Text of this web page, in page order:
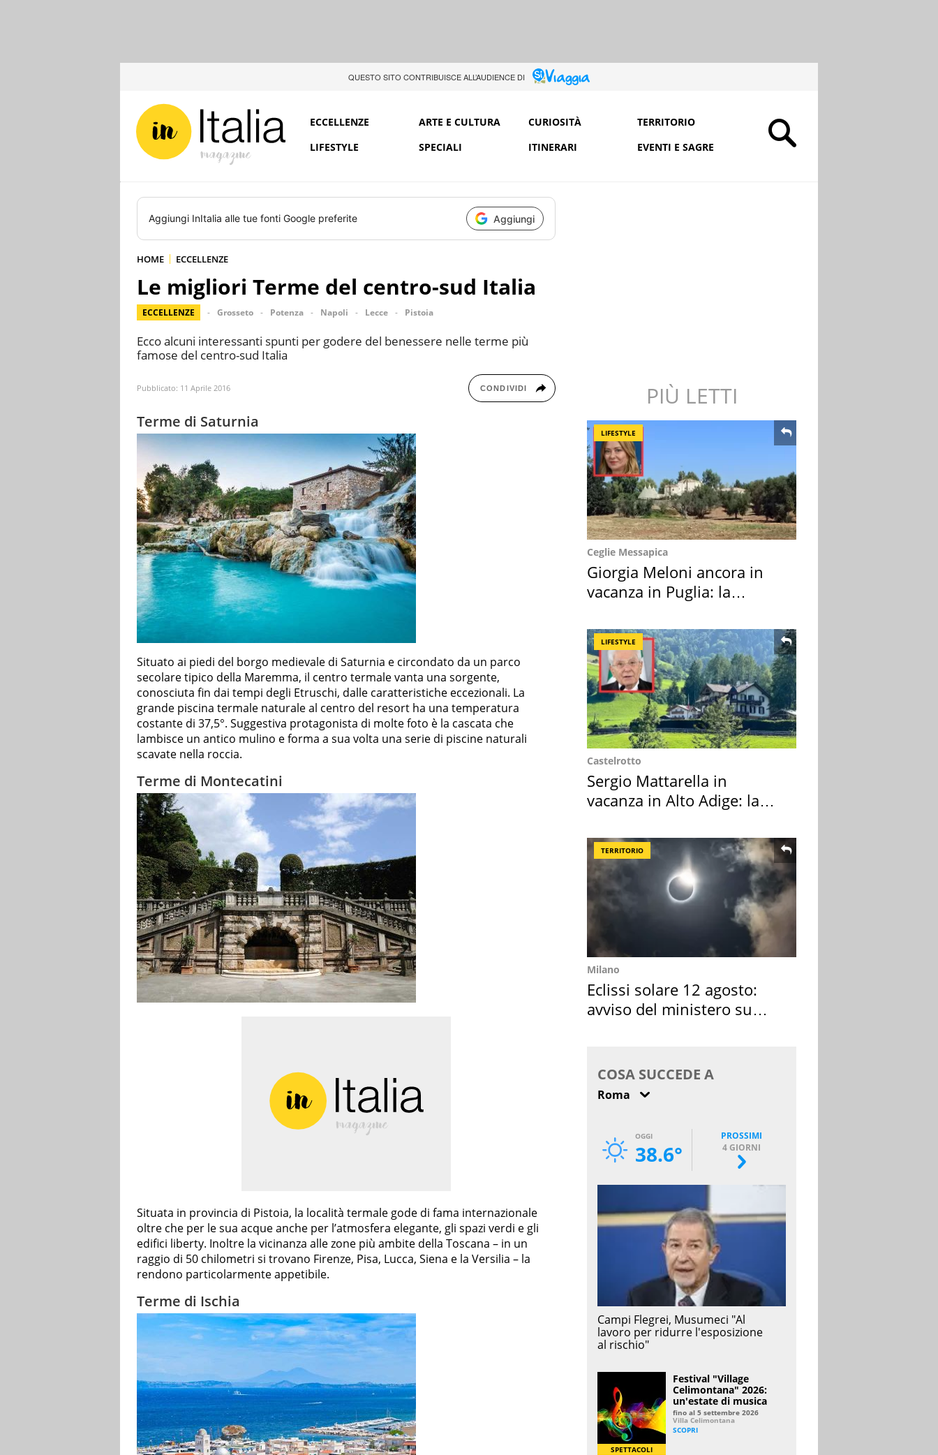
QUESTO SITO CONTRIBUISCE ALL’AUDIENCE DI
ECCELLENZE ARTE E CULTURA CURIOSITÀ
TERRITORIO
LIFESTYLE
SPECIALI ITINERARI EVENTI E SAGRE
Aggiungi InItalia alle tue fonti Google preferite Aggiungi
HOME ECCELLENZE
Le migliori Terme del centro-sud Italia
ECCELLENZE Grosseto Potenza Napoli Lecce Pistoia
Ecco alcuni interessanti spunti per godere del benessere nelle terme più
famose del centro-sud Italia
Pubblicato: 11 Aprile 2016 CONDIVIDI
Terme di Saturnia
Situato ai piedi del borgo medievale di Saturnia e circondato da un parco
secolare tipico della Maremma, il centro termale vanta una sorgente,
conosciuta fin dai tempi degli Etruschi, dalle caratteristiche eccezionali. La
grande piscina termale naturale al centro del resort ha una temperatura
costante di 37,5°. Suggestiva protagonista di molte foto è la cascata che
lambisce un antico mulino e forma a sua volta una serie di piscine naturali
scavate nella roccia.
Terme di Montecatini
Situata in provincia di Pistoia, la località termale gode di fama internazionale
oltre che per le sua acque anche per l’atmosfera elegante, gli spazi verdi e gli
edifici liberty. Inoltre la vicinanza alle zone più ambite della Toscana – in un
raggio di 50 chilometri si trovano Firenze, Pisa, Lucca, Siena e la Versilia – la
rendono particolarmente appetibile.
Terme di Ischia
PIÙ LETTI
LIFESTYLE
Ceglie Messapica
Giorgia Meloni ancora in
vacanza in Puglia: la
LIFESTYLE
Castelrotto
Sergio Mattarella in
vacanza in Alto Adige: la
TERRITORIO
Milano
Eclissi solare 12 agosto:
avviso del ministero su